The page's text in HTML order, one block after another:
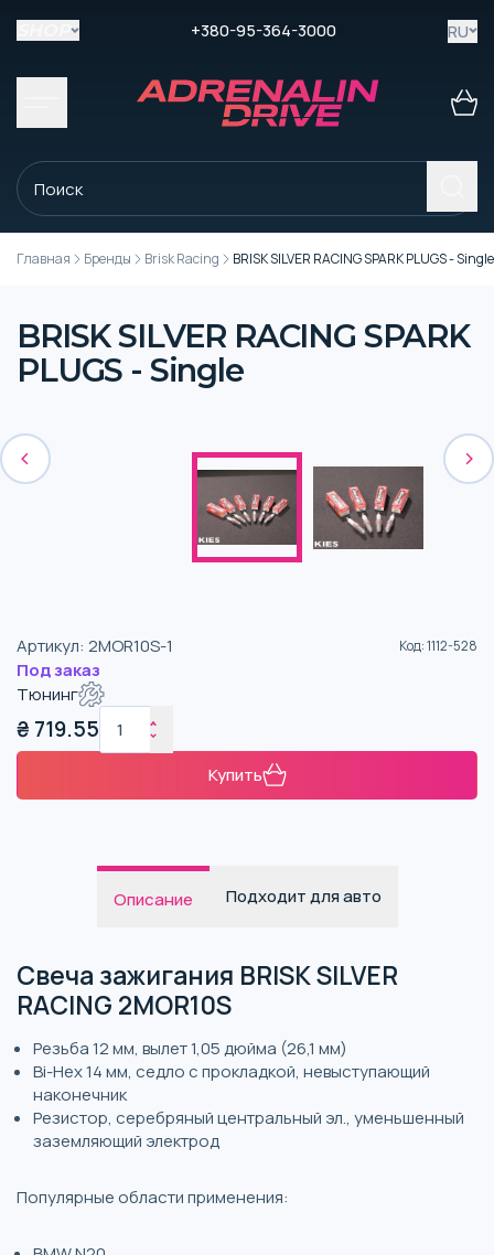
+380-95-364-3000 RU
Главная Бренды Brisk Racing BRISK SILVER RACING SPARK PLUGS - Single
BRISK SILVER RACING SPARK
PLUGS - Single
Артикул: 2MOR10S-1 Код:1112-528
Под заказ
Тюнинг
₴ 719.55
Купить
Описание Подходит для авто
Свеча зажигания BRISK SILVER
RACING 2MOR10S
Резьба 12 мм, вылет 1,05 дюйма (26,1 мм)
Bi-Hex 14 мм, седло с прокладкой, невыступающий
наконечник
Резистор, серебряный центральный эл., уменьшенный
заземляющий электрод
Популярные области применения: